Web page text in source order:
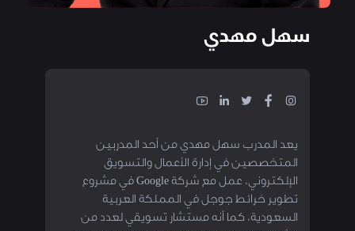
سهل مهدي
يعد المدرب سهل مهدي من أحد المدربين
المتخصصين في إدارة الأعمال والتسويق
الإلكتروني، عمل مع شركة Google في مشروع
تطوير خرائط جوجل في المملكة العربية
السعودية، كما أنه مستشار تسويقي لعدد من